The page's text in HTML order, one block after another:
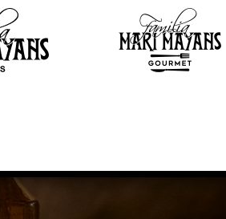
ПРЕСС-ДОСЬЕ (RU)